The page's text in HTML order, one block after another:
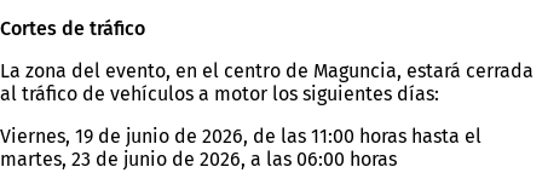
Cortes de tráfico
La zona del evento, en el centro de Maguncia, estará cerrada
al tráfico de vehículos a motor los siguientes días:
Viernes, 19 de junio de 2026, de las 11:00 horas hasta el
martes, 23 de junio de 2026, a las 06:00 horas